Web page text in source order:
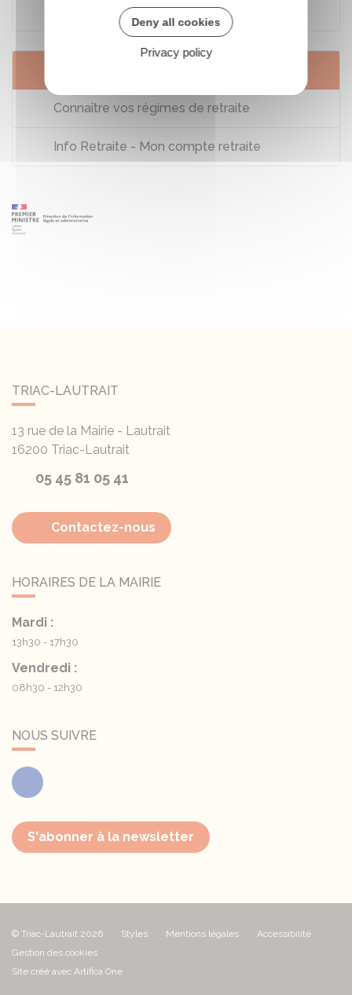
Info-retraite
Connaître vos régimes de retraite
Info Retraite - Mon compte retraite
TRIAC-LAUTRAIT
13 rue de la Mairie - Lautrait
16200 Triac-Lautrait
05 45 81 05 41
Contactez-nous
HORAIRES DE LA MAIRIE
Mardi :
13h30 - 17h30
Vendredi :
08h30 - 12h30
NOUS SUIVRE
Facebook
S'abonner à la newsletter
© Triac-Lautrait 2026 Styles Mentions légales
Accessibilité
Gestion des cookies
Site créé avec Artifica One
Deny all cookies
Privacy policy